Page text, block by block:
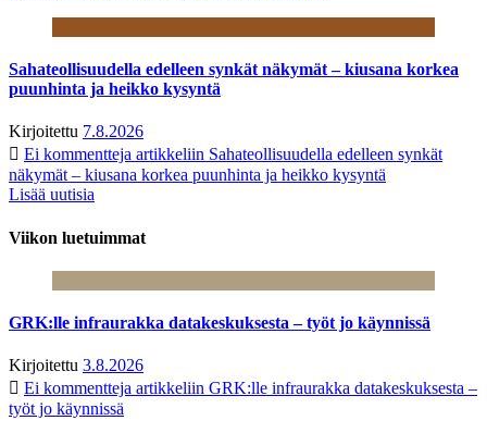
Sahateollisuudella edelleen synkät näkymät – kiusana korkea
puunhinta ja heikko kysyntä
Kirjoitettu 7.8.2026
Ei kommentteja artikkeliin Sahateollisuudella edelleen synkät
näkymät – kiusana korkea puunhinta ja heikko kysyntä
Lisää uutisia
Viikon luetuimmat
GRK:lle infraurakka datakeskuksesta – työt jo käynnissä
Kirjoitettu 3.8.2026
Ei kommentteja artikkeliin GRK:lle infraurakka datakeskuksesta –
työt jo käynnissä